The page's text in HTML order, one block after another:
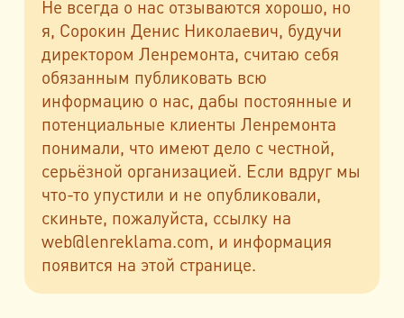
Не всегда о нас отзываются хорошо, но
я, Сорокин Денис Николаевич, будучи
директором Ленремонта, считаю себя
обязанным публиковать всю
информацию о нас, дабы постоянные и
потенциальные клиенты Ленремонта
понимали, что имеют дело с честной,
серьёзной организацией. Если вдруг мы
что-то упустили и не опубликовали,
скиньте, пожалуйста, ссылку на
web@lenreklama.com, и информация
появится на этой странице.